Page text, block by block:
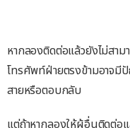
หากลองติดต่อแล้วยังไม่สาม
โทรศัพท์ฝ่ายตรงข้ามอาจมี
สายหรือตอบกลับ
แต่ถ้าหากลองให้ผู้อื่นติดต่อ